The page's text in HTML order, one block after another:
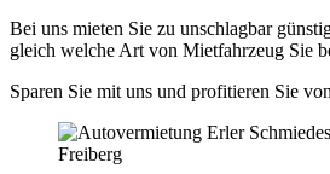
Bei uns mieten Sie zu unschlagbar
gleich welche Art von Mietfahrzeug Sie
Sparen Sie mit uns und profitieren Sie